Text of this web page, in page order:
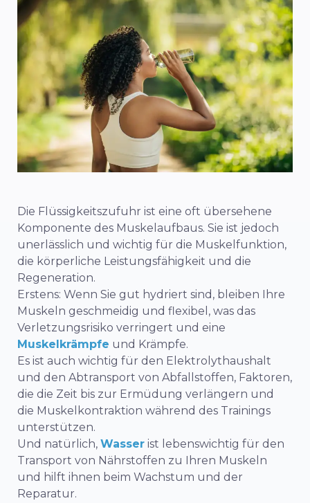
Die Flüssigkeitszufuhr ist eine oft übersehene
Komponente des Muskelaufbaus. Sie ist jedoch
unerlässlich und wichtig für die Muskelfunktion,
die körperliche Leistungsfähigkeit und die
Regeneration.
Erstens: Wenn Sie gut hydriert sind, bleiben Ihre
Muskeln geschmeidig und flexibel, was das
Verletzungsrisiko verringert und eine
Muskelkrämpfe und Krämpfe.
Es ist auch wichtig für den Elektrolythaushalt
und den Abtransport von Abfallstoffen, Faktoren,
die die Zeit bis zur Ermüdung verlängern und
die Muskelkontraktion während des Trainings
unterstützen.
Und natürlich, Wasser ist lebenswichtig für den
Transport von Nährstoffen zu Ihren Muskeln
und hilft ihnen beim Wachstum und der
Reparatur.